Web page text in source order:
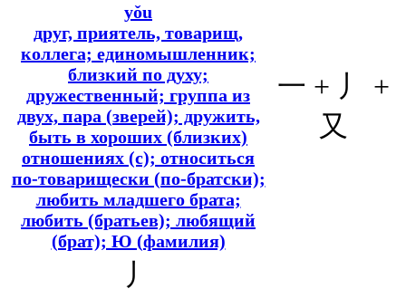
yǒu
друг, приятель, товарищ,
коллега; единомышленник;
близкий по духу;
дружественный; группа из
двух, пара (зверей); дружить,
быть в хороших (близких)
отношениях (с); относиться
по-товарищески (по-братски);
любить младшего брата;
любить (братьев); любящий
(брат); Ю (фамилия)
一 + 丿 +
又
丿